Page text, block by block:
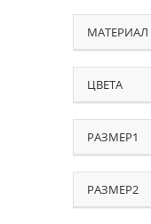
МАТЕРИАЛ
ЦВЕТА
РАЗМЕР1
РАЗМЕР2